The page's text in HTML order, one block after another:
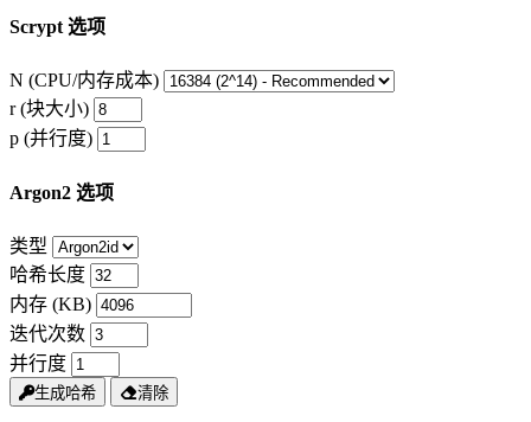
Scrypt 选项
N (CPU/内存成本)
r (块大小)
p (并行度)
Argon2 选项
类型
哈希长度
内存 (KB)
迭代次数
并行度
生成哈希 清除